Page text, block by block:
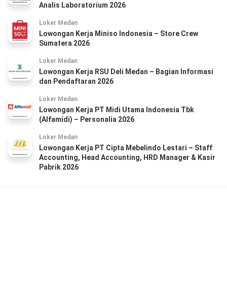
Analis Laboratorium 2026
Loker Medan
Lowongan Kerja Miniso Indonesia – Store Crew
Sumatera 2026
Loker Medan
Lowongan Kerja RSU Deli Medan – Bagian Informasi
dan Pendaftaran 2026
Loker Medan
Lowongan Kerja PT Midi Utama Indonesia Tbk
(Alfamidi) – Personalia 2026
Loker Medan
Lowongan Kerja PT Cipta Mebelindo Lestari – Staff
Accounting, Head Accounting, HRD Manager & Kasir
Pabrik 2026